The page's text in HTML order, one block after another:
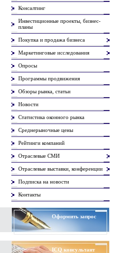
Консалтинг
Инвестиционные проекты, бизнес-
планы
Покупка и продажа бизнеса
Маркетинговые исследования
Опросы
Программы продвижения
Обзоры рынка, статьи
Новости
Статистика оконного рынка
Среднерыночные цены
Рейтинги компаний
Отраслевые СМИ
Отраслевые выставки, конференции
Подписка на новости
Контакты
Оформить запрос
ICQконсультант